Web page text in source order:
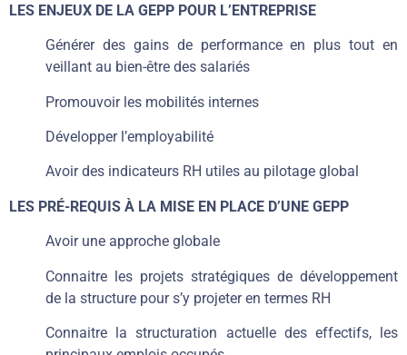
LES ENJEUX DE LA GEPP POUR L’ENTREPRISE
Générer des gains de performance en plus tout en
veillant au bien-être des salariés
Promouvoir les mobilités internes
Développer l’employabilité
Avoir des indicateurs RH utiles au pilotage global
LES PRÉ-REQUIS À LA MISE EN PLACE D’UNE GEPP
Avoir une approche globale
Connaitre les projets stratégiques de développement
de la structure pour s’y projeter en termes RH
Connaitre la structuration actuelle des effectifs, les